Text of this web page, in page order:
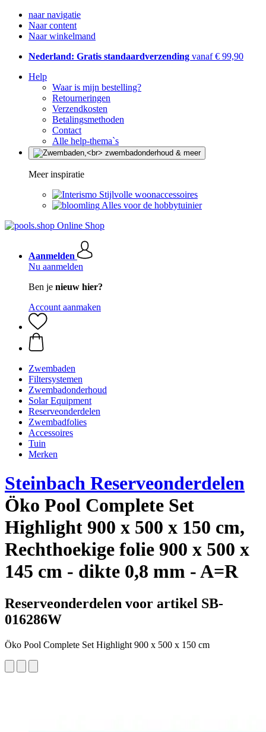
naar navigatie
Naar content
Naar winkelmand
Nederland: Gratis standaardverzending vanaf € 99,90
Help
Waar is mijn bestelling?
Retourneringen
Verzendkosten
Betalingsmethoden
Contact
Alle help-thema`s
Meer inspiratie
Stijlvolle woonaccessoires
Alles voor de hobbytuinier
Aanmelden
Nu aanmelden
Ben je nieuw hier?
Account aanmaken
Zwembaden
Filtersystemen
Zwembadonderhoud
Solar Equipment
Reserveonderdelen
Zwembadfolies
Accessoires
Tuin
Merken
Steinbach Reserveonderdelen
Öko Pool Complete Set
Highlight 900 x 500 x 150 cm,
Rechthoekige folie 900 x 500 x
145 cm - dikte 0,8 mm - A=R
Reserveonderdelen voor artikel SB-
016286W
Öko Pool Complete Set Highlight 900 x 500 x 150 cm